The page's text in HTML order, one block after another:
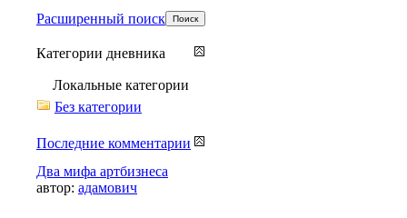
Расширенный поиск
Категории дневника
Локальные категории
Без категории
Последние комментарии
Два мифа артбизнеса
автор: адамович